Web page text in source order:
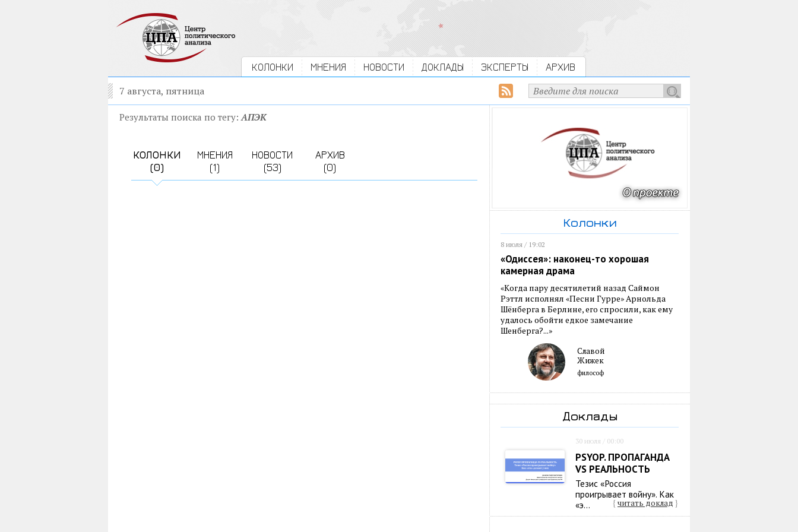
КОЛОНКИ МНЕНИЯ НОВОСТИ ДОКЛАДЫ ЭКСПЕРТЫ АРХИВ
7 августа, пятница
Результаты поиска по тегу:АПЭК
КОЛОНКИ
(0)
МНЕНИЯ
(1)
НОВОСТИ
(53)
АРХИВ
(0)
Колонки
8 июля / 19:02
«Одиссея»: наконец-то хорошая
камерная драма
«Когда пару десятилетий назад Саймон
Рэттл исполнял «Песни Гурре» Арнольда
Шёнберга в Берлине, его спросили, как ему
удалось обойти едкое замечание
Шенберга?...»
Славой
Жижек
философ
Доклады
30 июля / 00:00
PSYOP. ПРОПАГАНДА
VS РЕАЛЬНОСТЬ
Тезис «Россия
проигрывает войну». Как
«э...
{ читать доклад }